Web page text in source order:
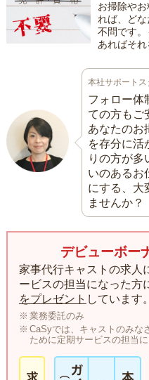
お掃除や
れば、ど
不問です
あればそれ
本社サポートス
フォロー体
ての方もご
あなたのお
を存分に活
りの方が多
いのあるお
にする、大
ませんか？
デビューボー
家事代行キャストの求人
ービスの担当になった方
をプレゼント しています。
業務委託のみ
CaSyでは、キャストのみな
ために定期サービスの担当